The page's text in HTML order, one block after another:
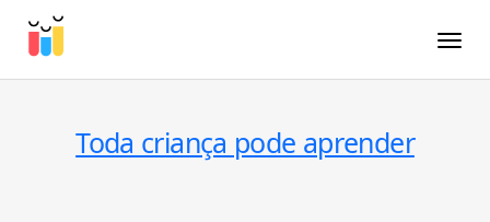
Toda criança pode aprender